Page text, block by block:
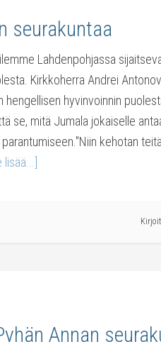
seurakuntaa
Lahdenpohjassa
Kirkkoherra Andrei
hengellisen hyvinvoinnin
se, mitä Jumala jokaiselle
kehotan
lisää...]
Annan